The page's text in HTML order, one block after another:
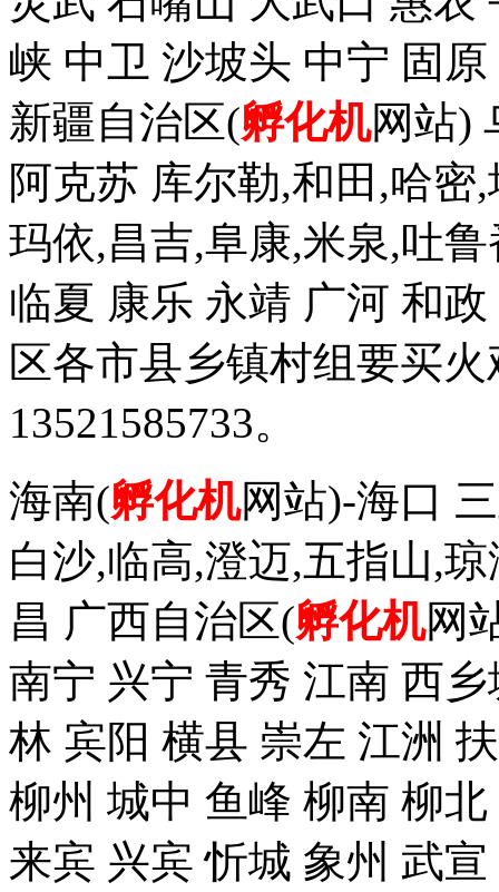
峡 中卫 沙坡头 中宁 固
新疆自治区(孵化机网站)
阿克苏 库尔勒,和田,哈密
玛依,昌吉,阜康,米泉,吐
临夏 康乐 永靖 广河 和
区各市县乡镇村组要买
13521585733。
海南(孵化机网站)-海口
白沙,临高,澄迈,五指山,
昌 广西自治区(孵化机网
南宁 兴宁 青秀 江南 西
林 宾阳 横县 崇左 江洲
柳州 城中 鱼峰 柳南 柳
来宾 兴宾 忻城 象州 武